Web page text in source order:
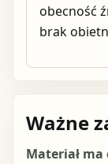
obecność
brak
Ważne
Materiał